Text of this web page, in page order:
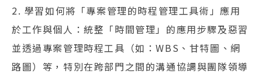
2. 學習如何將「專案管理的時程管理工具術」應用
於工作與個人：統整「時間管理」的應用步驟及惡習
並透過專案管理時程工具（如：WBS、甘特圖、網
路圖）等，特別在跨部門之間的溝通協調與團隊領導